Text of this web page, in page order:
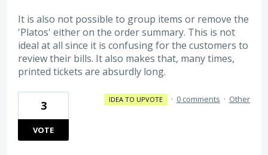
It is also not possible to group items or remove the
'Platos' either on the order summary. This is not
ideal at all since it is confusing for the customers to
review their bills. It also makes that, many times,
printed tickets are absurdly long.
3
VOTE
IDEA TO UPVOTE · 0 comments · Other